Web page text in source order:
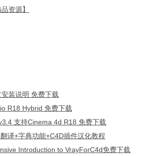
资源】
装说明 免费下载
R18 Hybrid 免费下载
支持Cinema 4d R18 免费下载
译+字典功能+C4D插件汉化教程
Introduction to VrayForC4d免费下载